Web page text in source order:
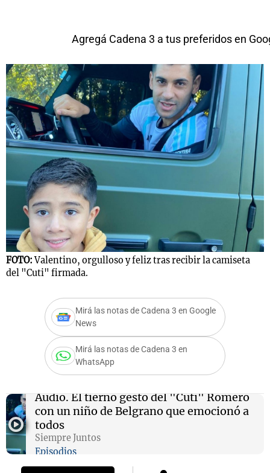
Agregá Cadena 3 a tus preferidos en
FOTO: Valentino, orgulloso y feliz tras recibir la camiseta
del "Cuti" firmada.
Mirá las notas de Cadena 3 en Google
News
Mirá las notas de Cadena 3 en
WhatsApp
Audio. El tierno gesto del "Cuti" Romero
con un niño de Belgrano que emocionó a
todos
Siempre Juntos
Episodios